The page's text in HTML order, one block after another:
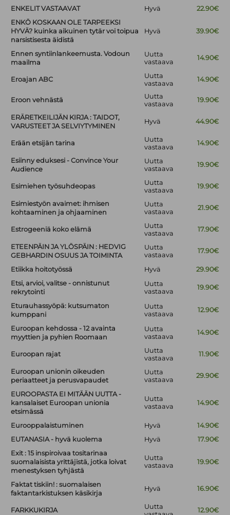
ENKELIT VASTAAVAT Hyvä
22.90€
ENKÖ KOSKAAN OLE TARPEEKSI
HYVÄ? kuinka aikuinen tytär voi toipua
narsistisesta äidistä
Hyvä 39.90€
Ennen syntiinlankeemusta. Vodoun
maailma
Uutta
vastaava
14.90€
Eroajan ABC
Uutta
vastaava
14.90€
Eroon vehnästä
Uutta
vastaava
19.90€
ERÄRETKEILIJÄN KIRJA : TAIDOT,
VARUSTEET JA SELVIYTYMINEN
Hyvä 44.90€
Erään etsijän tarina
Uutta
vastaava
14.90€
Esiinny eduksesi - Convince Your
Audience
Uutta
vastaava
19.90€
Esimiehen työsuhdeopas
Uutta
vastaava
19.90€
Esimiestyön avaimet: ihmisen
kohtaaminen ja ohjaaminen
Uutta
vastaava
21.90€
Estrogeeniä koko elämä
Uutta
vastaava
17.90€
ETEENPÄIN JA YLÖSPÄIN : HEDVIG
GEBHARDIN OSUUS JA TOIMINTA
Uutta
vastaava
17.90€
Etiikka hoitotyössä Hyvä
29.90€
Etsi, arvioi, valitse - onnistunut
rekrytointi
Uutta
vastaava
19.90€
Eturauhassyöpä: kutsumaton
kumppani
Uutta
vastaava
12.90€
Euroopan kehdossa - 12 avainta
myyttien ja pyhien Roomaan
Uutta
vastaava
14.90€
Euroopan rajat
Uutta
vastaava
11.90€
Euroopan unionin oikeuden
periaatteet ja perusvapaudet
Uutta
vastaava
29.90€
EUROOPASTA EI MITÄÄN UUTTA -
kansalaiset Euroopan unionia
etsimässä
Uutta
vastaava
14.90€
Eurooppalaistuminen Hyvä
14.90€
EUTANASIA - hyvä kuolema
Hyvä
17.90€
Exit : 15 inspiroivaa tositarinaa
suomalaisista yrittäjistä, jotka loivat
menestyksen tyhjästä
Uutta
vastaava
19.90€
Faktat tiskiin! : suomalaisen
faktantarkistuksen käsikirja
Hyvä 16.90€
FARKKUKIRJA
Uutta
12.90€